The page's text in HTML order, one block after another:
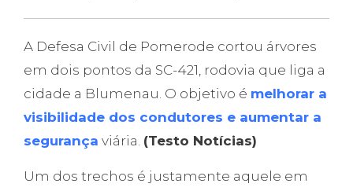
A Defesa Civil de Pomerode cortou árvores
em dois pontos da SC-421, rodovia que liga a
cidade a Blumenau. O objetivo é melhorar a
visibilidade dos condutores e aumentar a
segurança viária. (Testo Notícias)
Um dos trechos é justamente aquele em